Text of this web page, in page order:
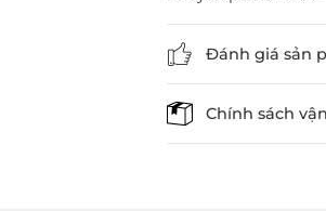
Đánh giá sản
Chính sách